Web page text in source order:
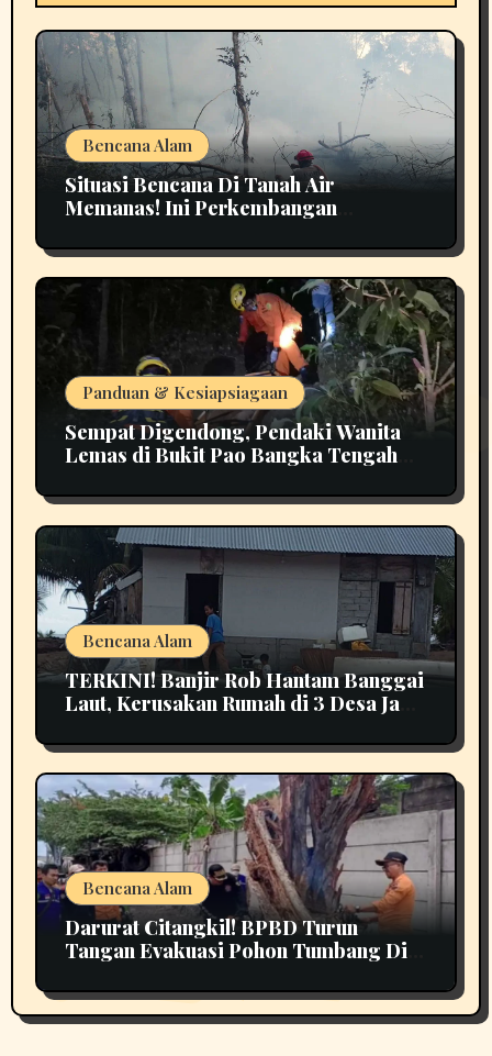
Bencana Alam
Situasi Bencana Di Tanah Air
Memanas! Ini Perkembangan
Panduan & Kesiapsiagaan
Sempat Digendong, Pendaki Wanita
Lemas di Bukit Pao Bangka Tengah
Bencana Alam
TERKINI! Banjir Rob Hantam Banggai
Laut, Kerusakan Rumah di 3 Desa Jadi
Bencana Alam
Darurat Citangkil! BPBD Turun
Tangan Evakuasi Pohon Tumbang Di